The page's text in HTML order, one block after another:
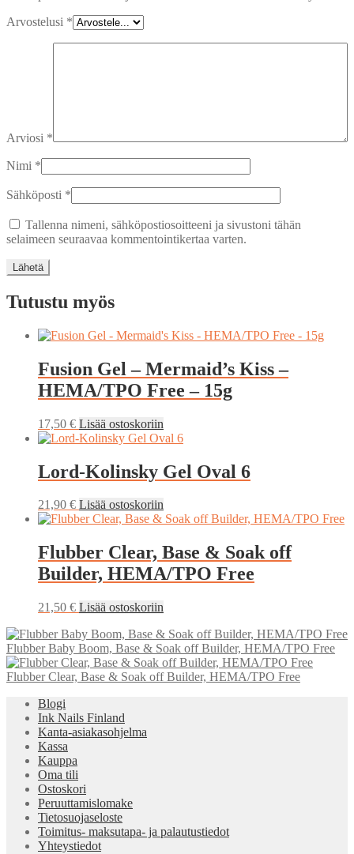
Arvostelusi *
Arviosi *
Nimi *
Sähköposti *
Tallenna nimeni, sähköpostiosoitteeni ja sivustoni tähän
selaimeen seuraavaa kommentointikertaa varten.
Tutustu myös
Fusion Gel – Mermaid’s Kiss –
HEMA/TPO Free – 15g
17,50 € Lisää ostoskoriin
Lord-Kolinsky Gel Oval 6
21,90 € Lisää ostoskoriin
Flubber Clear, Base & Soak off
Builder, HEMA/TPO Free
21,50 € Lisää ostoskoriin
Flubber Baby Boom, Base & Soak off Builder, HEMA/TPO Free
Flubber Clear, Base & Soak off Builder, HEMA/TPO Free
Blogi
Ink Nails Finland
Kanta-asiakasohjelma
Kassa
Kauppa
Oma tili
Ostoskori
Peruuttamislomake
Tietosuojaseloste
Toimitus- maksutapa- ja palautustiedot
Yhteystiedot